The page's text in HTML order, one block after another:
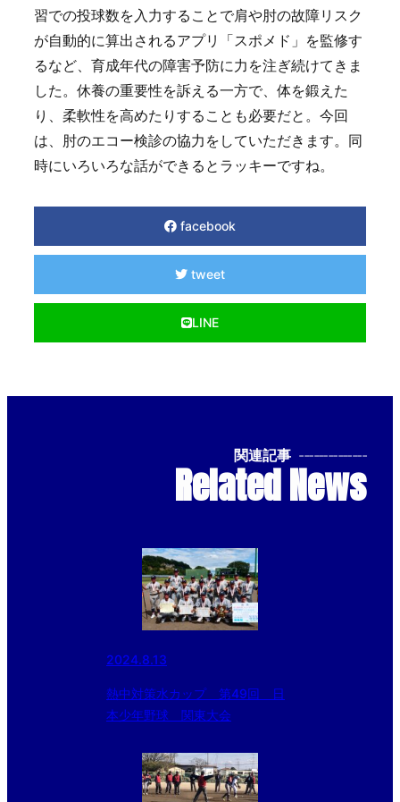
習での投球数を入力することで肩や肘の故障リスク
が自動的に算出されるアプリ「スポメド」を監修す
るなど、育成年代の障害予防に力を注ぎ続けてきま
した。休養の重要性を訴える一方で、体を鍛えた
り、柔軟性を高めたりすることも必要だと。今回
は、肘のエコー検診の協力をしていただきます。同
時にいろいろな話ができるとラッキーですね。
facebook
tweet
LINE
関連記事 --------------
Related News
2024.8.13
熱中対策水カップ 第49回 日
本少年野球 関東大会